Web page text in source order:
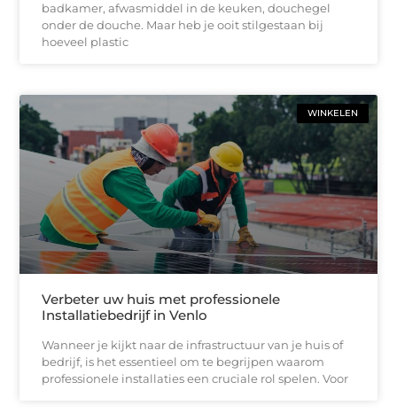
badkamer, afwasmiddel in de keuken, douchegel
onder de douche. Maar heb je ooit stilgestaan bij
hoeveel plastic
WINKELEN
Verbeter uw huis met professionele
Installatiebedrijf in Venlo
Wanneer je kijkt naar de infrastructuur van je huis of
bedrijf, is het essentieel om te begrijpen waarom
professionele installaties een cruciale rol spelen. Voor